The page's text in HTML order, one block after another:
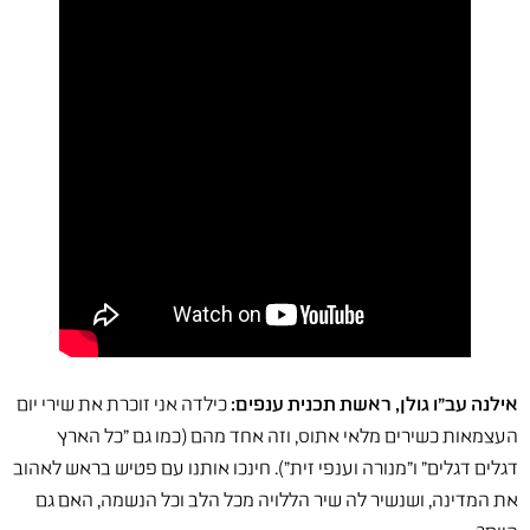
אילנה עב"ו גולן, ראשת תכנית ענפים: כילדה אני זוכרת את שירי יום
העצמאות כשירים מלאי אתוס, וזה אחד מהם (כמו גם "כל הארץ
דגלים דגלים" ו"מנורה וענפי זית"). חינכו אותנו עם פטיש בראש לאהוב
את המדינה, ושנשיר לה שיר הללויה מכל הלב וכל הנשמה, האם גם